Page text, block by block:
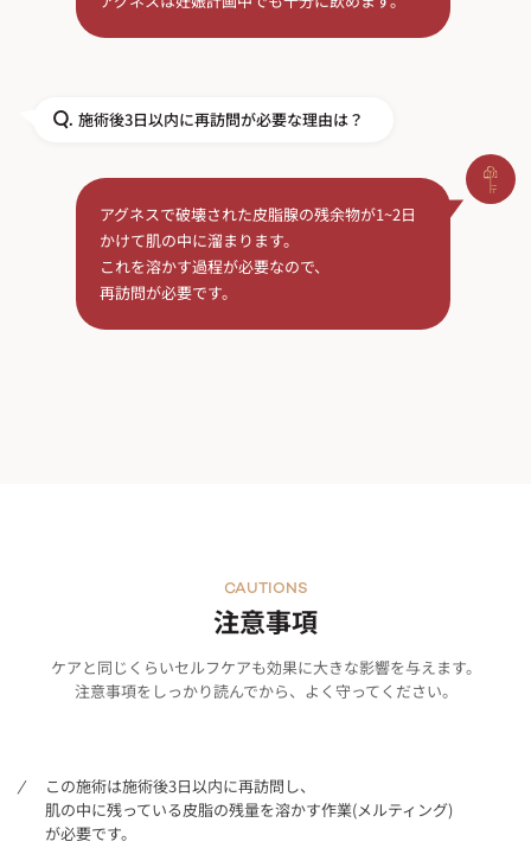
Q. 施術後3日以内に再訪問が必要な理由は？
アグネスで破壊された皮脂腺の残余物が1~2日
かけて肌の中に溜まります。
これを溶かす過程が必要なので、
再訪問が必要です。
注意事項
CAUTIONS
ケアと同じくらいセルフケアも効果に大きな影響を与えます。
注意事項をしっかり読んでから、よく守ってください。
この施術は施術後3日以内に再訪問し、
肌の中に残っている皮脂の残量を溶かす作業(メルティング)
が必要です。